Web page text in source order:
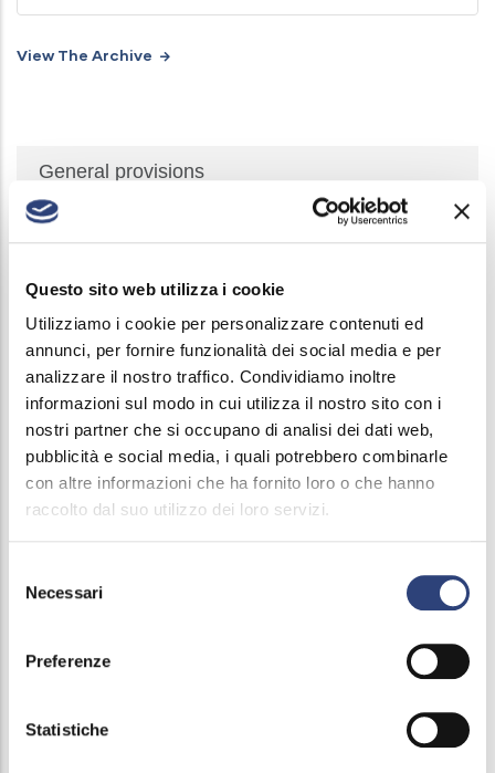
Questo sito web utilizza i cookie
Utilizziamo i cookie per personalizzare contenuti ed
annunci, per fornire funzionalità dei social media e per
analizzare il nostro traffico. Condividiamo inoltre
informazioni sul modo in cui utilizza il nostro sito con i
nostri partner che si occupano di analisi dei dati web,
pubblicità e social media, i quali potrebbero combinarle
con altre informazioni che ha fornito loro o che hanno
raccolto dal suo utilizzo dei loro servizi.
delNecessari
Preferenze
Statistiche
View The Archive
Società
Trasparente
General provisions
Organization
Personnel
Personnel selection
Performance
Associated bodies
benefits